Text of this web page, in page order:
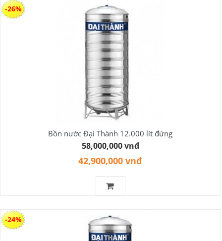
Bồn nước Đại Thành 12.000 lít đứng
58,000,000 vnđ
42,900,000 vnđ
-26%
-24%